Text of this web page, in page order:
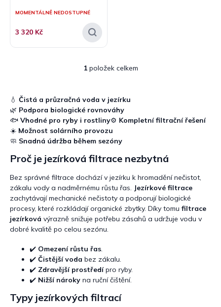
MOMENTÁLNĚ NEDOSTUPNÉ
3 320 Kč
O
á
d
a
c
í
p
r
v
k
y
v
ý
p
i
1položek celkem
💧 Čistá a průzračná voda v jezírku
🌿 Podpora biologické rovnováhy
🐟 Vhodné pro ryby i rostliny⚙️ Kompletní filtrační řešení
☀️ Možnost solárního provozu
🧼 Snadná údržba během sezóny
Proč je jezírková filtrace nezbytná
Bez správné filtrace dochází v jezírku k hromadění nečistot,
zákalu vody a nadměrnému růstu řas. Jezírkové filtrace
zachytávají mechanické nečistoty a podporují biologické
procesy, které rozkládají organické zbytky. Díky tomu filtrace
jezírková výrazně snižuje potřebu zásahů a udržuje vodu v
dobré kvalitě po celou sezónu.
✔️ Omezení růstu řas.
✔️ Čistější voda bez zákalu.
✔️ Zdravější prostředípro ryby.
✔️ Nižší nároky na ruční čištění.
Typy jezírkových filtrací